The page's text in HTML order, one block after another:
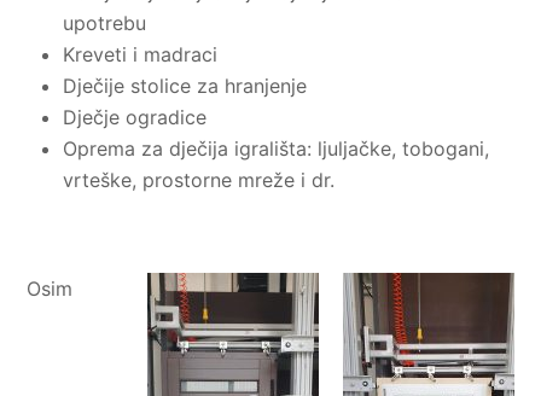
upotrebu
Kreveti i madraci
Dječije stolice za hranjenje
Dječje ogradice
Oprema za dječija igrališta: ljuljačke, tobogani,
vrteške, prostorne mreže i dr.
Osim